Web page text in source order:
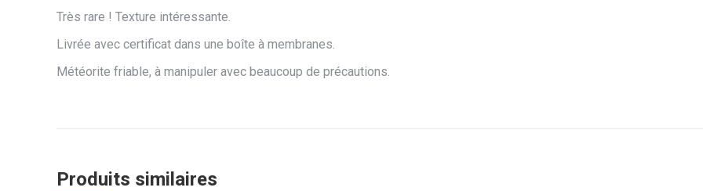
Très rare ! Texture intéressante.
Livrée avec certificat dans une boîte à membranes.
Météorite friable, à manipuler avec beaucoup de précautions.
Produits similaires